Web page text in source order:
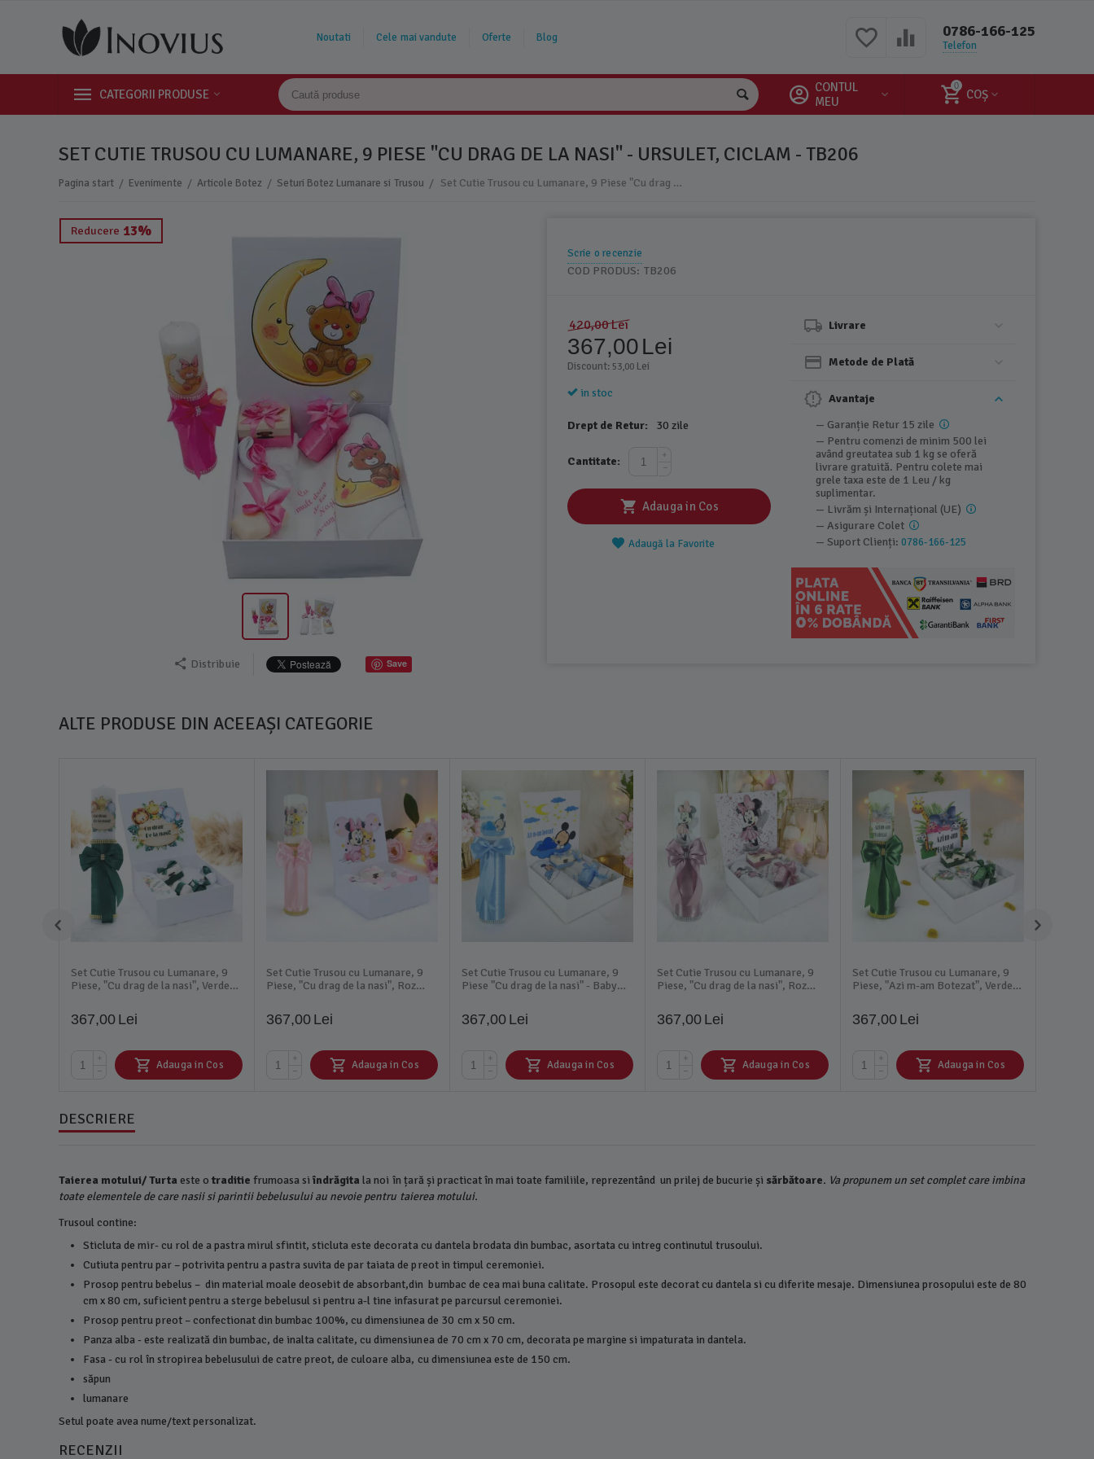
Noutati Cele mai vandute Oferte Blog 0786-166-125
Telefon
CATEGORII PRODUSE
0
COȘ
CONTUL
MEU
SET CUTIE TRUSOU CU LUMANARE, 9 PIESE "CU DRAG DE LA NASI" - URSULET, CICLAM - TB206
Pagina start / Evenimente / Articole Botez / Seturi Botez Lumanare si Trusou / Set Cutie Trusou cu Lumanare, 9 Piese "Cu drag de la nasi" - Ursulet, Ciclam - TB206
Reducere 13%
Distribuie Save
Scrie o recenzie
COD PRODUS: TB206
420,00Lei
367,00Lei
Discount: 53,00 Lei
in stoc
Drept de Retur: 30 zile
Cantitate:
+
−
Adauga in Cos
Adaugă la Favorite
Livrare
Metode de Plată
Avantaje
— Garanție Retur 15 zile
— Pentru comenzi de minim 500 lei
având greutatea sub 1 kg se oferă
livrare gratuită. Pentru colete mai
grele taxa este de 1 Leu / kg
suplimentar.
— Livrăm și Internațional (UE)
— Asigurare Colet
— Suport Clienți:0786-166-125
ALTE PRODUSE DIN ACEEAȘI CATEGORIE
Set Cutie Trusou cu Lumanare, 9
Piese, "Cu drag de la nasi", Verde
367,00 Lei
+
−
Adauga in Cos
Set Cutie Trusou cu Lumanare, 9
Piese, "Cu drag de la nasi", Roz
367,00 Lei
+
−
Adauga in Cos
Set Cutie Trusou cu Lumanare, 9
Piese "Cu drag de la nasi" - Baby
367,00 Lei
+
−
Adauga in Cos
Set Cutie Trusou cu Lumanare, 9
Piese, "Cu drag de la nasi", Roz
367,00 Lei
+
−
Adauga in Cos
Set Cutie Trusou cu Lumanare, 9
Piese, "Azi m-am Botezat", Verde
367,00 Lei
+
−
Adauga in Cos
DESCRIERE
Taierea motului/ Turta este otraditie frumoasa siîndrăgita la noi în țară și practicat în mai toate familiile, reprezentând un prilej de bucurie și sărbătoare. Va propunem un set complet care imbina
toate elementele de care nasii si parintii bebelusului au nevoie pentru taierea motului.
Trusoul contine:
Sticluta de mir- cu rol de a pastra mirul sfintit, sticluta este decorata cu dantela brodata din bumbac, asortata cu intreg continutul trusoului.
Cutiuta pentru par – potrivita pentru a pastra suvita de par taiata de preot in timpul ceremoniei.
Prosop pentru bebelus – din material moale deosebit de absorbant,din bumbac de cea mai buna calitate. Prosopul este decorat cu dantela si cu diferite mesaje. Dimensiunea prosopului este de 80
cm x 80 cm, suficient pentru a sterge bebelusul si pentru a-l tine infasurat pe parcursul ceremoniei.
Prosop pentru preot – confectionat din bumbac 100%, cu dimensiunea de 30 cm x 50 cm.
Panza alba - este realizată din bumbac, de inalta calitate, cu dimensiunea de 70 cm x 70 cm, decorata pe margine si impaturata in dantela.
Fasa - cu rol în stropirea bebelusului de catre preot, de culoare alba, cu dimensiunea este de 150 cm.
săpun
lumanare
Setul poate avea nume/text personalizat.
RECENZII